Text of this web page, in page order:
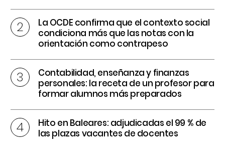
La OCDE confirma que el contexto social
condiciona más que las notas con la
orientación como contrapeso
Contabilidad, enseñanza y finanzas
personales: la receta de un profesor para
formar alumnos más preparados
Hito en Baleares: adjudicadas el 99 % de
las plazas vacantes de docentes